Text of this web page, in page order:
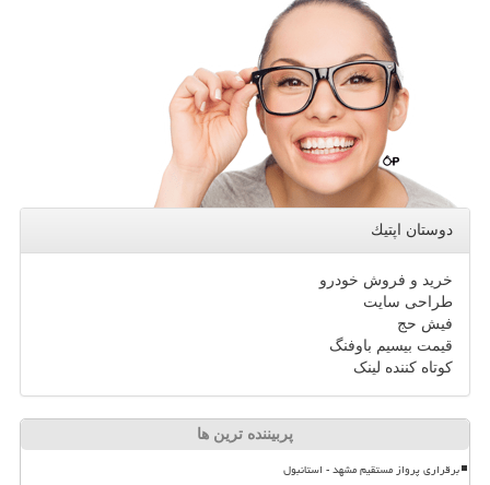
دوستان اپتیك
خرید و فروش خودرو
طراحی سایت
فیش حج
قیمت بیسیم باوفنگ
کوتاه کننده لینک
پربیننده ترین ها
برقراری پرواز مستقیم مشهد - استانبول